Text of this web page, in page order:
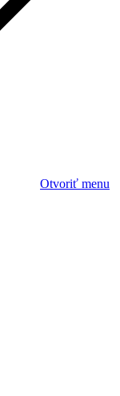
Otvoriť menu